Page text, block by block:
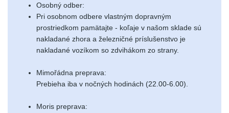
Osobný odber:
Pri osobnom odbere vlastným dopravným
prostriedkom pamätajte - koľaje v našom sklade sú
nakladané zhora a železničné príslušenstvo je
nakladané vozíkom so zdvihákom zo strany.
Mimořádna preprava:
Prebieha iba v nočných hodinách (22.00-6.00).
Moris preprava: